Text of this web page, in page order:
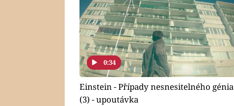
0:34
Einstein - Případy nesnesitelného génia
(3) - upoutávka